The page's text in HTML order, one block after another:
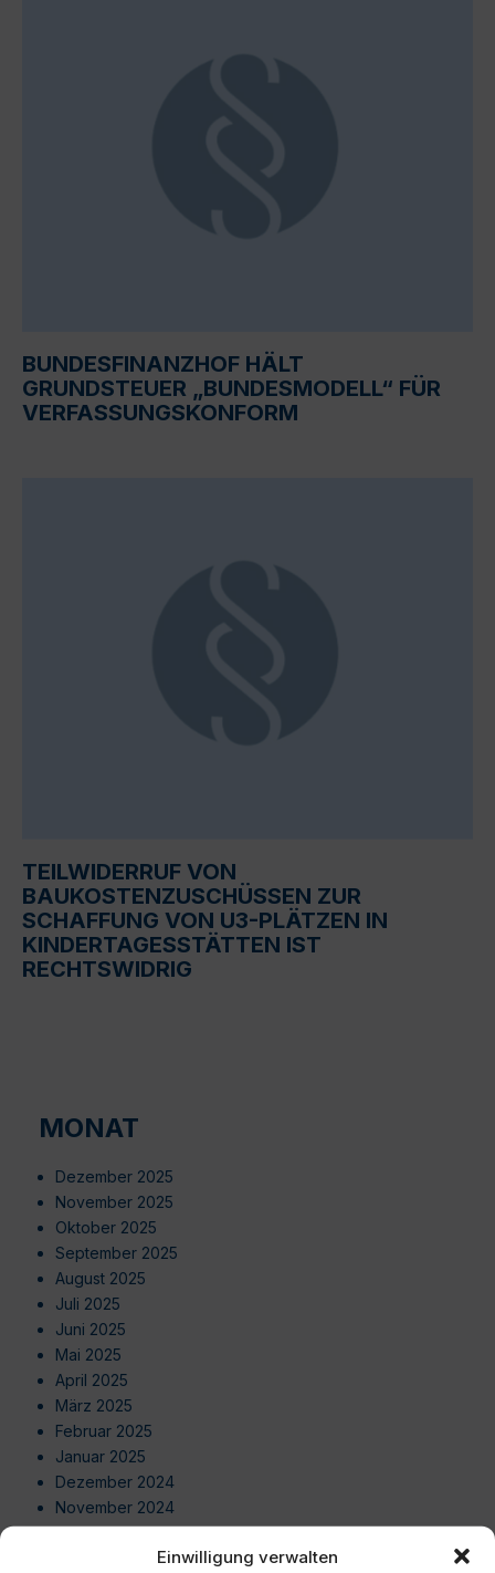
Einwilligung verwalten
BUNDESFINANZHOF HÄLT
GRUNDSTEUER „BUNDESMODELL“ FÜR
VERFASSUNGSKONFORM
TEILWIDERRUF VON
BAUKOSTENZUSCHÜSSEN ZUR
SCHAFFUNG VON U3-PLÄTZEN IN
KINDERTAGESSTÄTTEN IST
RECHTSWIDRIG
MONAT
Dezember 2025
November 2025
Oktober 2025
September 2025
August 2025
Juli 2025
Juni 2025
Mai 2025
April 2025
März 2025
Februar 2025
Januar 2025
Dezember 2024
November 2024
Oktober 2024
September 2024